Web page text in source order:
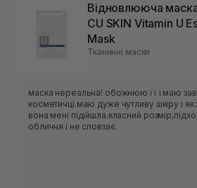
Відновлююча маска
CU SKIN Vitamin U
Mask
Тканинні маски
маска нереальна! обожнюю її і маю
косметичці.маю дуже чутливу шкіру і
вона мені підійшла.класний
обличчя і не сповзає.